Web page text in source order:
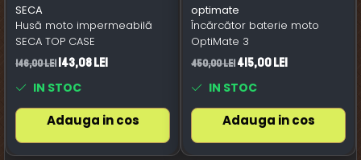
SECA
Husă moto impermeabilă
SECA TOP CASE
146,00 Lei143,08 Lei
IN STOC
Adauga in cos
optimate
Încărcător baterie moto
OptiMate 3
450,00 Lei415,00 Lei
IN STOC
Adauga in cos